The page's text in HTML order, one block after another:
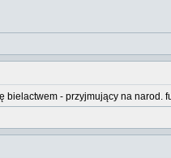
bielactwem - przyjmujący na narod.